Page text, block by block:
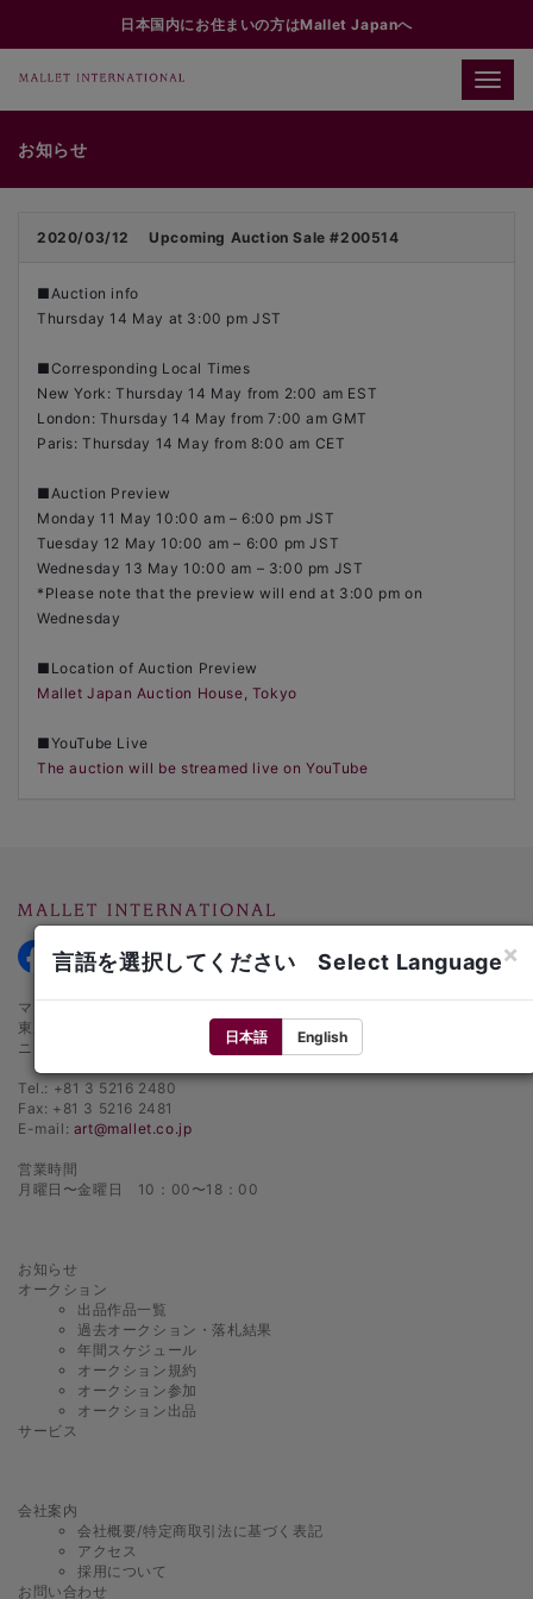
日本国内にお住まいの方はMallet Japanへ
Toggle
お知らせ
2020/03/12 Upcoming Auction Sale #200514
■Auction info
Thursday 14 May at 3:00 pm JST
■Corresponding Local Times
New York: Thursday 14 May from 2:00 am EST
London: Thursday 14 May from 7:00 am GMT
Paris: Thursday 14 May from 8:00 am CET
■Auction Preview
Monday 11 May 10:00 am – 6:00 pm JST
Tuesday 12 May 10:00 am – 6:00 pm JST
Wednesday 13 May 10:00 am – 3:00 pm JST
*Please note that the preview will end at 3:00 pm on
Wednesday
■Location of Auction Preview
Mallet Japan Auction House, Tokyo
■YouTube Live
The auction will be streamed live on YouTube
マレットインターナショナル オークションハウス
東京都千代田区麹町1-3-1
ニッセイ半蔵門ビル1階
Tel.: +81 3 5216 2480
Fax: +81 3 5216 2481
E-mail: art@mallet.co.jp
営業時間
月曜日〜金曜日 10：00〜18：00
お知らせ
オークション
出品作品一覧
過去オークション・落札結果
年間スケジュール
オークション規約
オークション参加
オークション出品
サービス
会社案内
会社概要/特定商取引法に基づく表記
アクセス
採用について
お問い合わせ
言語を選択してください Select Language×
日本語 English